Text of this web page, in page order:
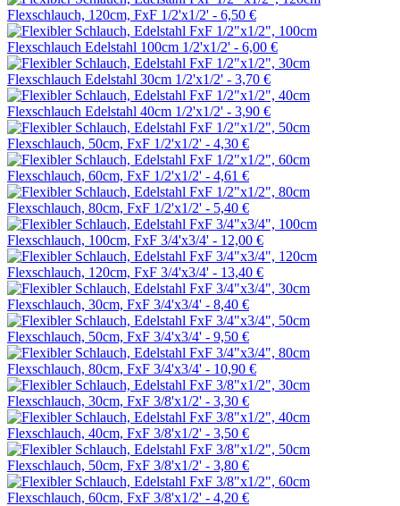
Flexschlauch, 120cm, FxF 1/2'x1/2' - 6,50 €
Flexschlauch Edelstahl 100cm 1/2'x1/2' - 6,00 €
Flexschlauch Edelstahl 30cm 1/2'x1/2' - 3,70 €
Flexschlauch Edelstahl 40cm 1/2'x1/2' - 3,90 €
Flexschlauch, 50cm, FxF 1/2'x1/2' - 4,30 €
Flexschlauch, 60cm, FxF 1/2'x1/2' - 4,61 €
Flexschlauch, 80cm, FxF 1/2'x1/2' - 5,40 €
Flexschlauch, 100cm, FxF 3/4'x3/4' - 12,00 €
Flexschlauch, 120cm, FxF 3/4'x3/4' - 13,40 €
Flexschlauch, 30cm, FxF 3/4'x3/4' - 8,40 €
Flexschlauch, 50cm, FxF 3/4'x3/4' - 9,50 €
Flexschlauch, 80cm, FxF 3/4'x3/4' - 10,90 €
Flexschlauch, 30cm, FxF 3/8'x1/2' - 3,30 €
Flexschlauch, 40cm, FxF 3/8'x1/2' - 3,50 €
Flexschlauch, 50cm, FxF 3/8'x1/2' - 3,80 €
Flexschlauch, 60cm, FxF 3/8'x1/2' - 4,20 €